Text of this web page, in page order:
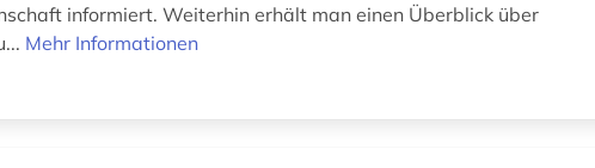
informiert. Weiterhin erhält man einen Überblick über
Mehr Informationen